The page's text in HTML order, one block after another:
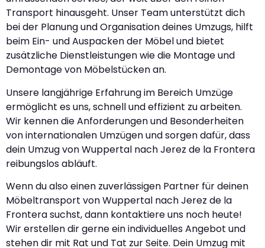
Transport hinausgeht. Unser Team unterstützt dich
bei der Planung und Organisation deines Umzugs, hilft
beim Ein- und Auspacken der Möbel und bietet
zusätzliche Dienstleistungen wie die Montage und
Demontage von Möbelstücken an.
Unsere langjährige Erfahrung im Bereich Umzüge
ermöglicht es uns, schnell und effizient zu arbeiten.
Wir kennen die Anforderungen und Besonderheiten
von internationalen Umzügen und sorgen dafür, dass
dein Umzug von Wuppertal nach Jerez de la Frontera
reibungslos abläuft.
Wenn du also einen zuverlässigen Partner für deinen
Möbeltransport von Wuppertal nach Jerez de la
Frontera suchst, dann kontaktiere uns noch heute!
Wir erstellen dir gerne ein individuelles Angebot und
stehen dir mit Rat und Tat zur Seite. Dein Umzug mit